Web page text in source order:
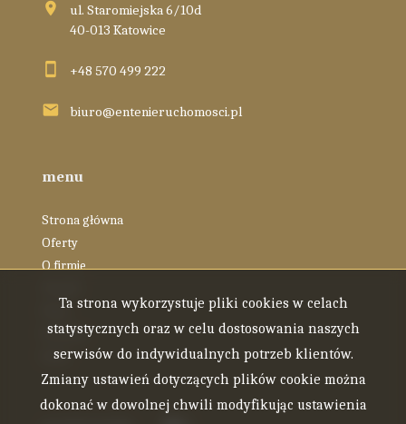
ul. Staromiejska 6/10d
40-013 Katowice
+48 570 499 222
biuro@entenieruchomosci.pl
menu
Strona główna
Oferty
O firmie
Blog
Kontakt
Rodo
Ta strona wykorzystuje pliki cookies w celach
statystycznych oraz w celu dostosowania naszych
serwisów do indywidualnych potrzeb klientów.
Zmiany ustawień dotyczących plików cookie można
dokonać w dowolnej chwili modyfikując ustawienia